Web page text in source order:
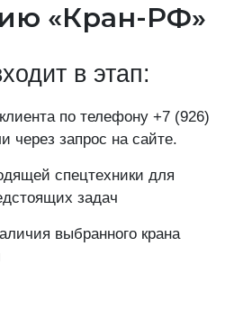
«Кран-РФ»
в этап:
по телефону +7 (926)
через запрос на сайте.
спецтехники для
задач
выбранного крана